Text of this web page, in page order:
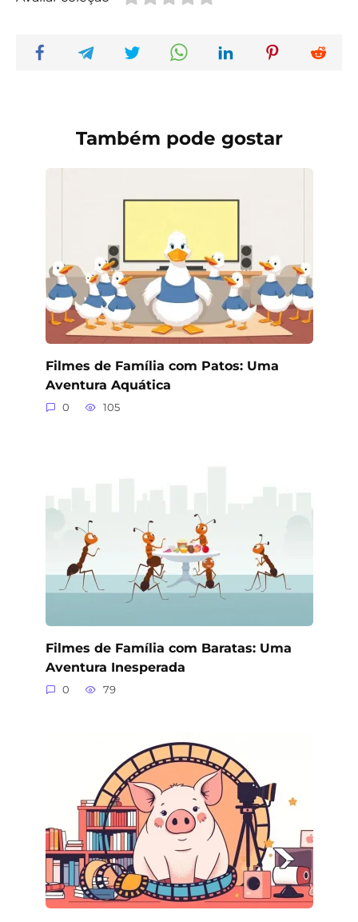
Também pode gostar
Filmes de Família com Patos: Uma
Aventura Aquática
0 105
Filmes de Família com Baratas: Uma
Aventura Inesperada
0 79